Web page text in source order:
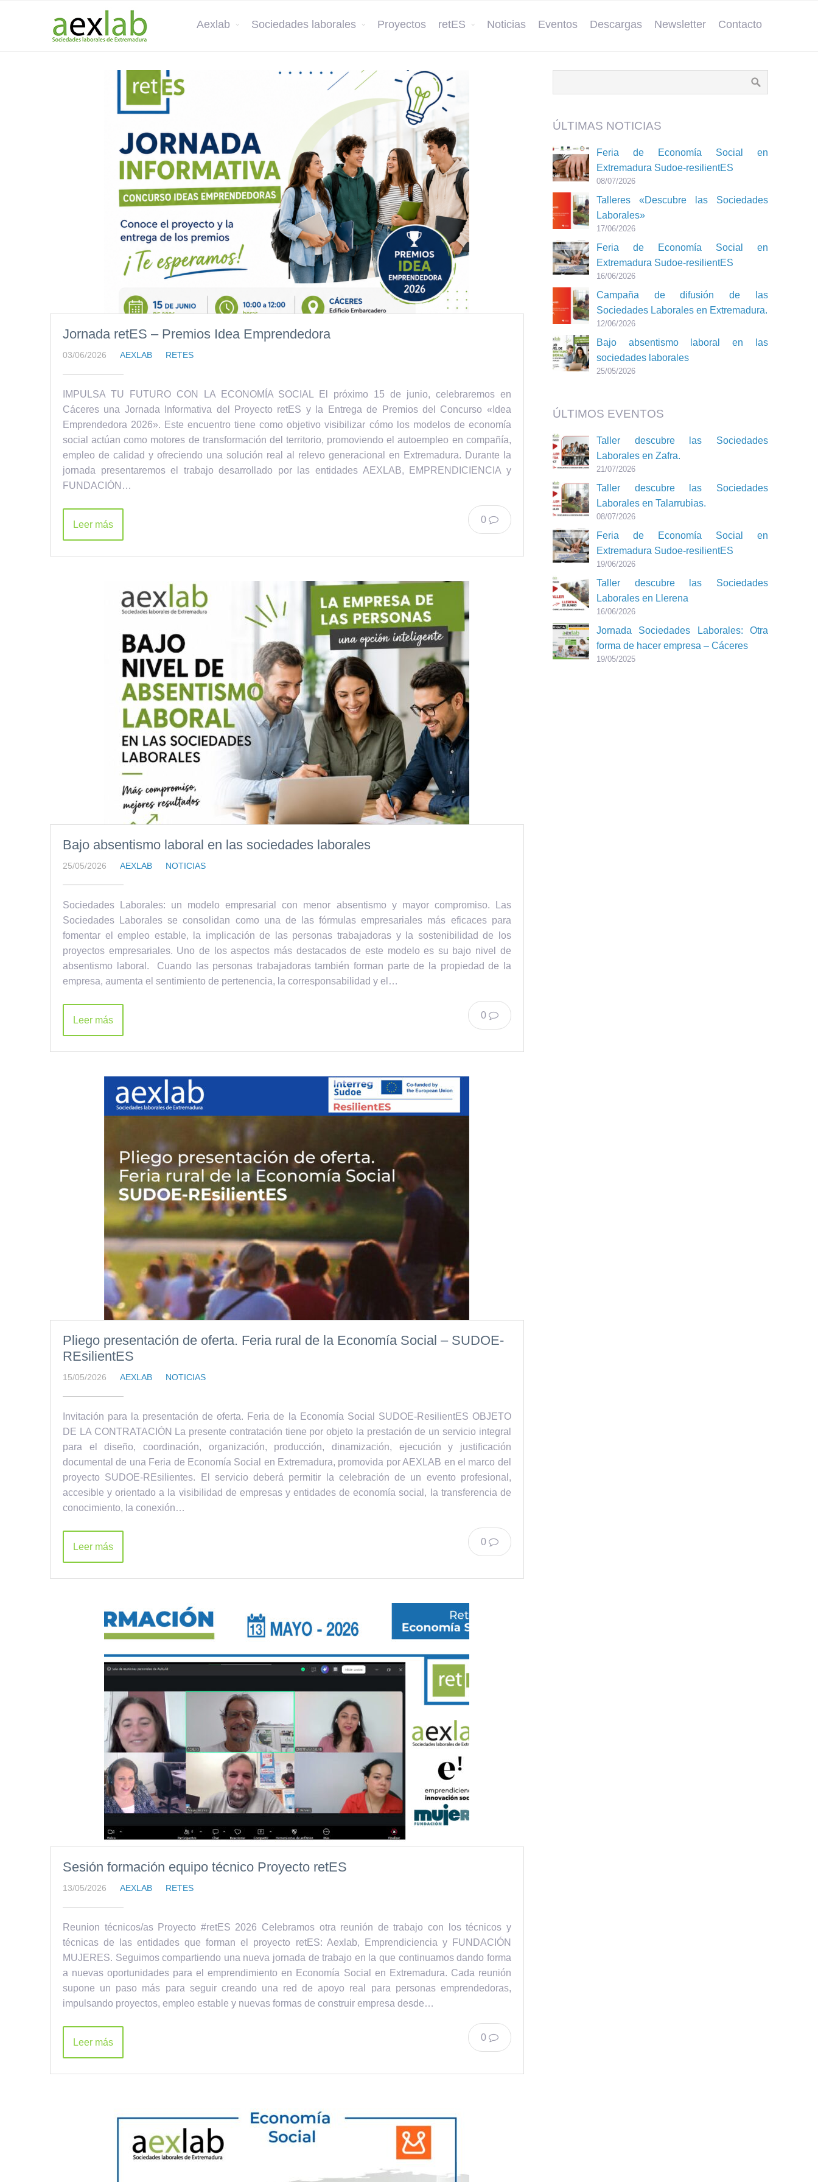
Aexlab Sociedades laborales Proyectos retES Noticias Eventos Descargas Newsletter Contacto
Jornada retES – Premios Idea Emprendedora
03/06/2026 AEXLAB RETES
IMPULSA TU FUTURO CON LA ECONOMÍA SOCIAL El próximo 15 de junio, celebraremos en
Cáceres una Jornada Informativa del Proyecto retES y la Entrega de Premios del Concurso «Idea
Emprendedora 2026». Este encuentro tiene como objetivo visibilizar cómo los modelos de economía
social actúan como motores de transformación del territorio, promoviendo el autoempleo en compañía,
empleo de calidad y ofreciendo una solución real al relevo generacional en Extremadura. Durante la
jornada presentaremos el trabajo desarrollado por las entidades AEXLAB, EMPRENDICIENCIA y
FUNDACIÓN…
0
Leer más
Bajo absentismo laboral en las sociedades laborales
25/05/2026 AEXLAB NOTICIAS
Sociedades Laborales: un modelo empresarial con menor absentismo y mayor compromiso. Las
Sociedades Laborales se consolidan como una de las fórmulas empresariales más eficaces para
fomentar el empleo estable, la implicación de las personas trabajadoras y la sostenibilidad de los
proyectos empresariales. Uno de los aspectos más destacados de este modelo es su bajo nivel de
absentismo laboral. Cuando las personas trabajadoras también forman parte de la propiedad de la
empresa, aumenta el sentimiento de pertenencia, la corresponsabilidad y el…
0
Leer más
Pliego presentación de oferta. Feria rural de la Economía Social – SUDOE-
REsilientES
15/05/2026 AEXLAB NOTICIAS
Invitación para la presentación de oferta. Feria de la Economía Social SUDOE-ResilientES OBJETO
DE LA CONTRATACIÓN La presente contratación tiene por objeto la prestación de un servicio integral
para el diseño, coordinación, organización, producción, dinamización, ejecución y justificación
documental de una Feria de Economía Social en Extremadura, promovida por AEXLAB en el marco del
proyecto SUDOE-REsilientes. El servicio deberá permitir la celebración de un evento profesional,
accesible y orientado a la visibilidad de empresas y entidades de economía social, la transferencia de
conocimiento, la conexión…
0
Leer más
Sesión formación equipo técnico Proyecto retES
13/05/2026 AEXLAB RETES
Reunion técnicos/as Proyecto #retES 2026 Celebramos otra reunión de trabajo con los técnicos y
técnicas de las entidades que forman el proyecto retES: Aexlab, Emprendiciencia y FUNDACIÓN
MUJERES. Seguimos compartiendo una nueva jornada de trabajo en la que continuamos dando forma
a nuevas oportunidades para el emprendimiento en Economía Social en Extremadura. Cada reunión
supone un paso más para seguir creando una red de apoyo real para personas emprendedoras,
impulsando proyectos, empleo estable y nuevas formas de construir empresa desde…
0
Leer más
ÚLTIMAS NOTICIAS
Feria de Economía Social en
Extremadura Sudoe-resilientES
08/07/2026
Talleres «Descubre las Sociedades
Laborales»
17/06/2026
Feria de Economía Social en
Extremadura Sudoe-resilientES
16/06/2026
Campaña de difusión de las
Sociedades Laborales en Extremadura.
12/06/2026
Bajo absentismo laboral en las
sociedades laborales
25/05/2026
ÚLTIMOS EVENTOS
Taller descubre las Sociedades
Laborales en Zafra.
21/07/2026
Taller descubre las Sociedades
Laborales en Talarrubias.
08/07/2026
Feria de Economía Social en
Extremadura Sudoe-resilientES
19/06/2026
Taller descubre las Sociedades
Laborales en Llerena
16/06/2026
Jornada Sociedades Laborales: Otra
forma de hacer empresa – Cáceres
19/05/2025